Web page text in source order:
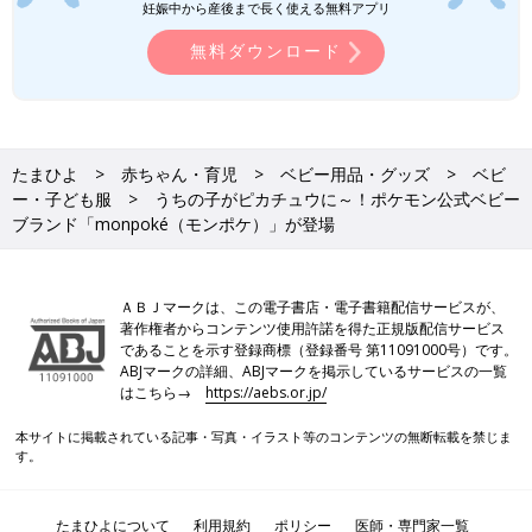
写真提供／monpoké Official Twitter
妊娠中から産後まで長く使える無料アプリ
無料ダウンロード
たまひよ 赤ちゃん・育児 ベビー用品・グッズ
ベビ
ー・子ども服
うちの子がピカチュウに～！ポケモン公式ベビー
ブランド「monpoké（モンポケ）」が登場
ＡＢＪマークは、この電子書店・電子書籍配信サービスが、
著作権者からコンテンツ使用許諾を得た正規版配信サービス
であることを示す登録商標（登録番号 第11091000号）です。
ABJマークの詳細、ABJマークを掲示しているサービスの一覧
はこちら→https://aebs.or.jp/
本サイトに掲載されている記事・写真・イラスト等のコンテンツの無断転載を禁じま
す。
たまひよについて 利用規約 ポリシー 医師・専門家一覧